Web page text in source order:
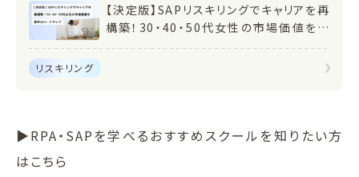
【決定版】SAPリスキリングでキャリアを再
構築！30・40・50代女性の市場価値を高
めるロードマップ
リスキリング
▶RPA・SAPを学べるおすすめスクールを知りたい方
はこちら